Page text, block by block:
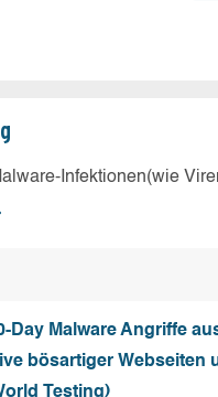
Infektionen(wie
Day Malware Angriffe
bösartiger Webseiten
Testing)